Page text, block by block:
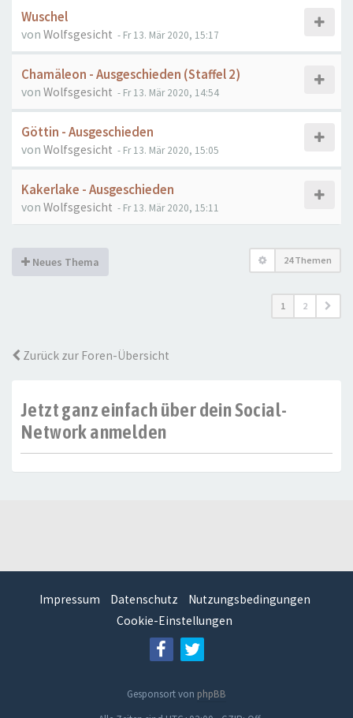
Wuschel
von Wolfsgesicht - Fr 13. Mär 2020, 15:17
Chamäleon - Ausgeschieden (Staffel 2)
von Wolfsgesicht - Fr 13. Mär 2020, 14:54
Göttin - Ausgeschieden
von Wolfsgesicht - Fr 13. Mär 2020, 15:05
Kakerlake - Ausgeschieden
von Wolfsgesicht - Fr 13. Mär 2020, 15:11
Neues Thema 24 Themen
1 2
Zurück zur Foren-Übersicht
Jetzt ganz einfach über dein Social-
Network anmelden
Impressum Datenschutz
Nutzungsbedingungen
Cookie-Einstellungen
Gesponsort von phpBB